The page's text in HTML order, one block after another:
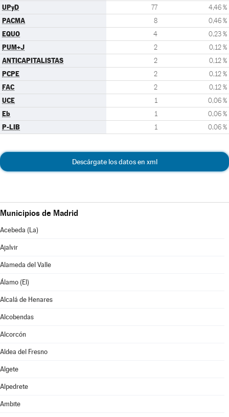
UPyD 77 4,46 %
PACMA 8 0,46 %
EQUO 4 0,23 %
PUM+J 2 0,12 %
ANTICAPITALISTAS 2 0,12 %
PCPE 2 0,12 %
FAC 2 0,12 %
UCE 1 0,06 %
Eb 1 0,06 %
P-LIB 1 0,06 %
Descárgate los datos en xml
Municipios de Madrid
Acebeda (La)
Ajalvir
Alameda del Valle
Álamo (El)
Alcalá de Henares
Alcobendas
Alcorcón
Aldea del Fresno
Algete
Alpedrete
Ambite